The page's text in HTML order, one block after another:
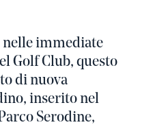
nelle immediate
Golf Club, questo
di nuova
inserito nel
Serodine,